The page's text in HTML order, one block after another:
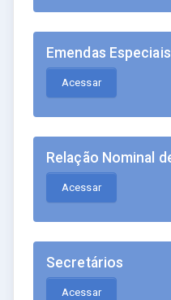
Emendas Especiais
Acessar
Relação Nominal
Acessar
Secretários
Acessar